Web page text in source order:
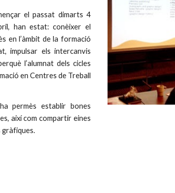
el passat dimarts 4
han estat: conèixer el
en l’àmbit de la formació
impulsar els intercanvis
l’alumnat dels cicles
en Centres de Treball
permès establir bones
així com compartir eines
gràfiques.